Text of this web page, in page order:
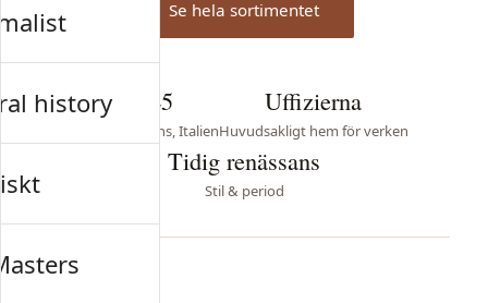
Se hela sortimentet
1445
Född i Florens, Italien
Uffizierna
Huvudsakligt hem för verken
Tidig renässans
Stil & period
history